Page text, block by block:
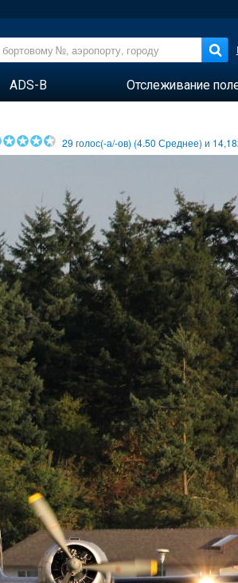
ADS-B Отслеживание
29 голос(-а/-ов) (4.50 Среднее) и